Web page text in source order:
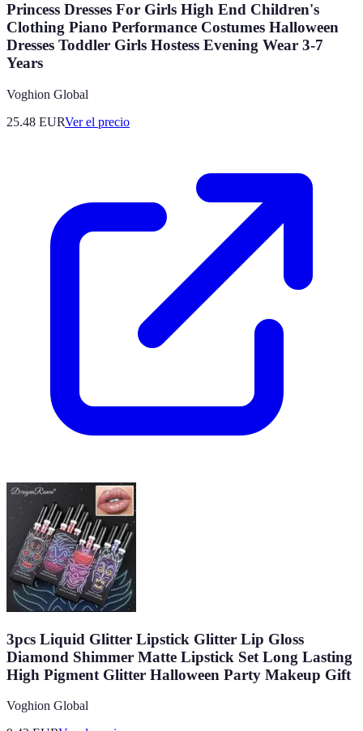
Princess Dresses For Girls High End Children's
Clothing Piano Performance Costumes Halloween
Dresses Toddler Girls Hostess Evening Wear 3-7
Years
Voghion Global
25.48 EURVer el precio
3pcs Liquid Glitter Lipstick Glitter Lip Gloss
Diamond Shimmer Matte Lipstick Set Long Lasting
High Pigment Glitter Halloween Party Makeup Gift
Voghion Global